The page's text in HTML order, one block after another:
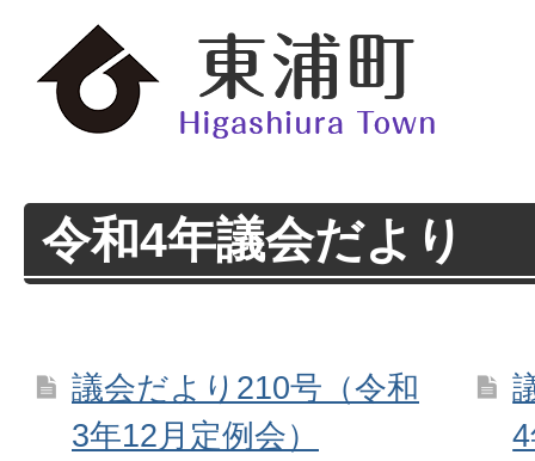
令和4年議会だより
議会だより210号（令和
3年12月定例会）